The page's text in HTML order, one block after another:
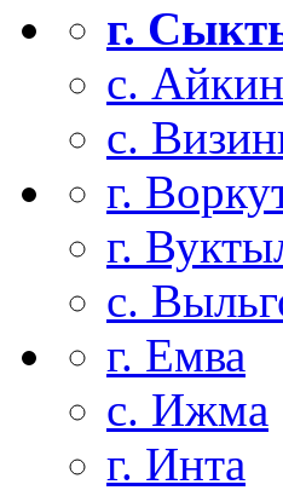
г.
с.
с.
г.
г.
с.
г. Емва
с. Ижма
г. Инта